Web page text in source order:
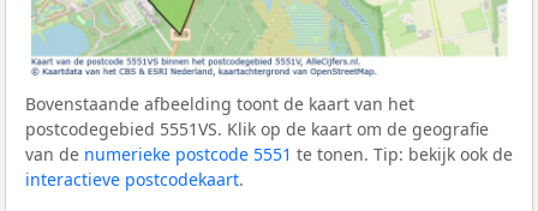
Bovenstaande afbeelding toont de kaart van het
postcodegebied 5551VS. Klik op de kaart om de geografie
van de numerieke postcode 5551 te tonen. Tip: bekijk ook de
interactieve postcodekaart.